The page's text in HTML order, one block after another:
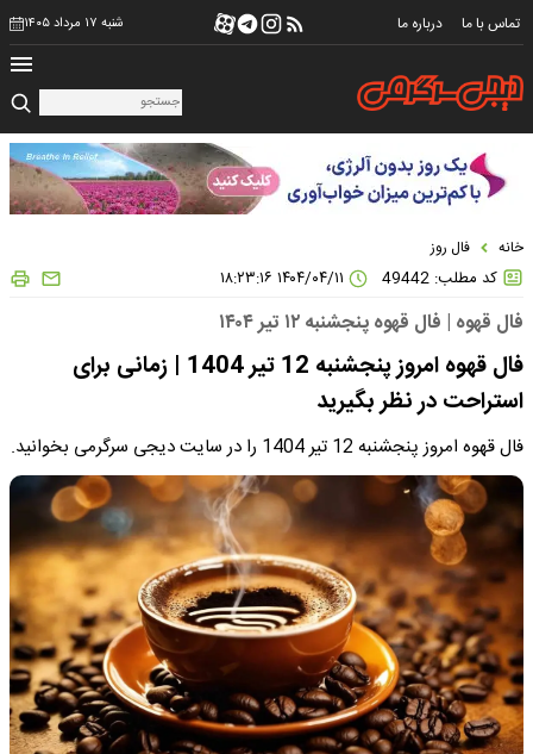
تماس با ما درباره ما شنبه ۱۷ مرداد ۱۴۰۵
خانه فال روز
کد مطلب: 49442
فال قهوه | فال قهوه پنجشنبه ۱۲ تیر ۱۴۰۴
فال قهوه امروز پنجشنبه 12 تیر 1404 | زمانی برای
استراحت در نظر بگیرید
فال قهوه امروز پنجشنبه 12 تیر 1404 را در سایت دیجی سرگرمی بخوانید.